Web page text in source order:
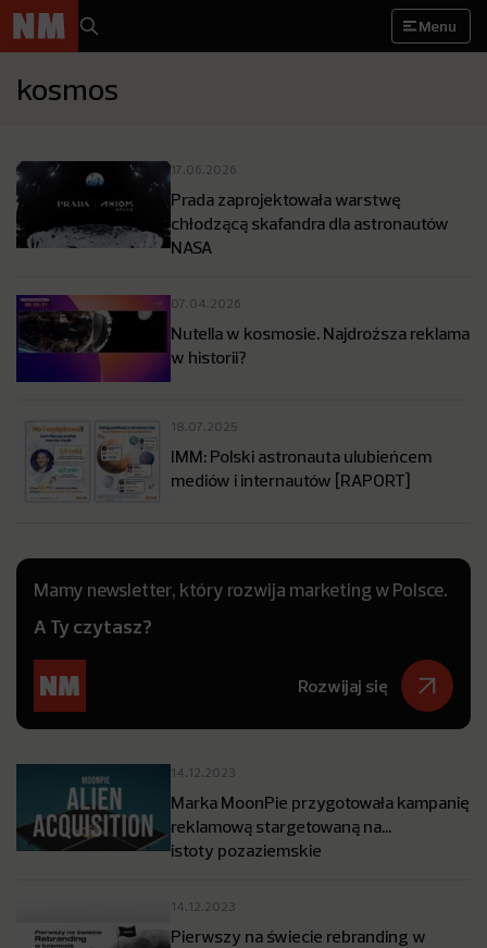
Menu
kosmos
17.06.2026
Prada zaprojektowała warstwę
chłodzącą skafandra dla astronautów
NASA
07.04.2026
Nutella w kosmosie. Najdroższa reklama
w historii?
18.07.2025
IMM: Polski astronauta ulubieńcem
mediów i internautów [RAPORT]
Mamy newsletter, który rozwija marketing w Polsce.
A Ty czytasz?
Rozwijaj się
14.12.2023
Marka MoonPie przygotowała kampanię
reklamową stargetowaną na…
istoty pozaziemskie
14.12.2023
Pierwszy na świecie rebranding w